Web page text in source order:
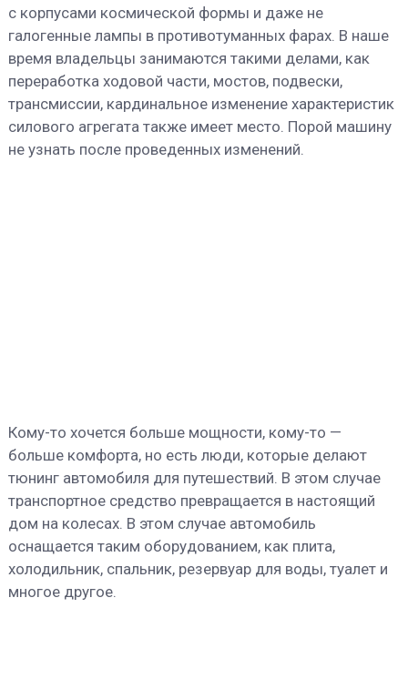
с корпусами космической формы и даже не
галогенные лампы в противотуманных фарах. В наше
время владельцы занимаются такими делами, как
переработка ходовой части, мостов, подвески,
трансмиссии, кардинальное изменение характеристик
силового агрегата также имеет место. Порой машину
не узнать после проведенных изменений.
Кому-то хочется больше мощности, кому-то —
больше комфорта, но есть люди, которые делают
тюнинг автомобиля для путешествий. В этом случае
транспортное средство превращается в настоящий
дом на колесах. В этом случае автомобиль
оснащается таким оборудованием, как плита,
холодильник, спальник, резервуар для воды, туалет и
многое другое.